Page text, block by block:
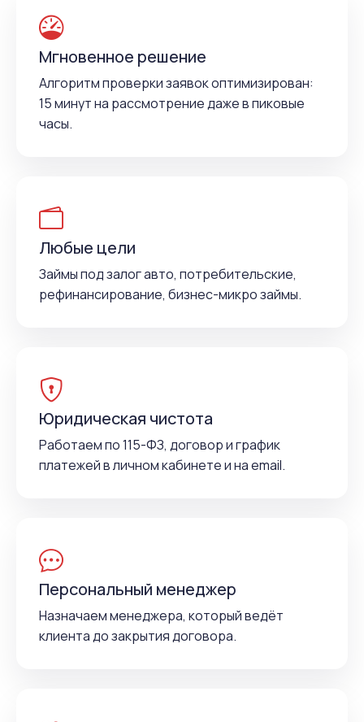
Мгновенное решение
Алгоритм проверки заявок оптимизирован:
15 минут на рассмотрение даже в пиковые
часы.
Любые цели
Займы под залог авто, потребительские,
рефинансирование, бизнес-микро займы.
Юридическая чистота
Работаем по 115-ФЗ, договор и график
платежей в личном кабинете и на email.
Персональный менеджер
Назначаем менеджера, который ведёт
клиента до закрытия договора.